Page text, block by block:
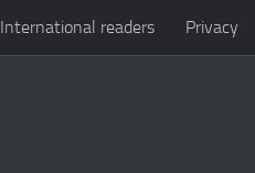
International readers Privacy